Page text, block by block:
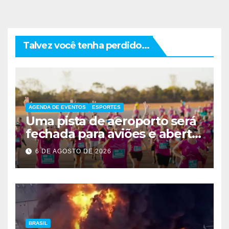
Talvez você tenha perdido...
AGENDA DE EVENTOS ESPORTES
Uma pista de aeroporto será
fechada para aviões e aberta
a corredores neste sábado
em Brasília
6 DE AGOSTO DE 2026
BRASIL